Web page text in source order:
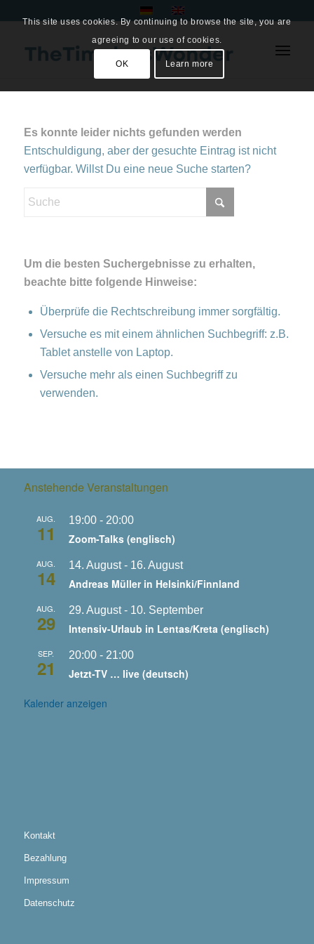
Es konnte leider nichts gefunden werden
Entschuldigung, aber der gesuchte Eintrag ist nicht
verfügbar. Willst Du eine neue Suche starten?
Um die besten Suchergebnisse zu erhalten,
beachte bitte folgende Hinweise:
Überprüfe die Rechtschreibung immer sorgfältig.
Versuche es mit einem ähnlichen Suchbegriff: z.B.
Tablet anstelle von Laptop.
Versuche mehr als einen Suchbegriff zu
verwenden.
Anstehende Veranstaltungen
AUG.
11
19:00- 20:00
Zoom-Talks (englisch)
AUG.
14
14. August- 16. August
Andreas Müller in Helsinki/Finnland
AUG.
29
29. August- 10. September
Intensiv-Urlaub in Lentas/Kreta (englisch)
SEP.
21
20:00- 21:00
Jetzt-TV … live (deutsch)
Kalender anzeigen
Kontakt
Bezahlung
Impressum
Datenschutz
This site uses cookies. By continuing to browse the site, you are
agreeing to our use of cookies.
OK Learn more